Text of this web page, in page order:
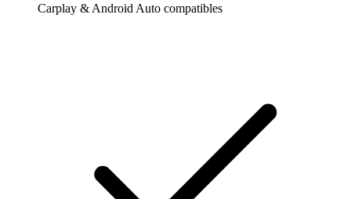
Carplay & Android Auto compatibles